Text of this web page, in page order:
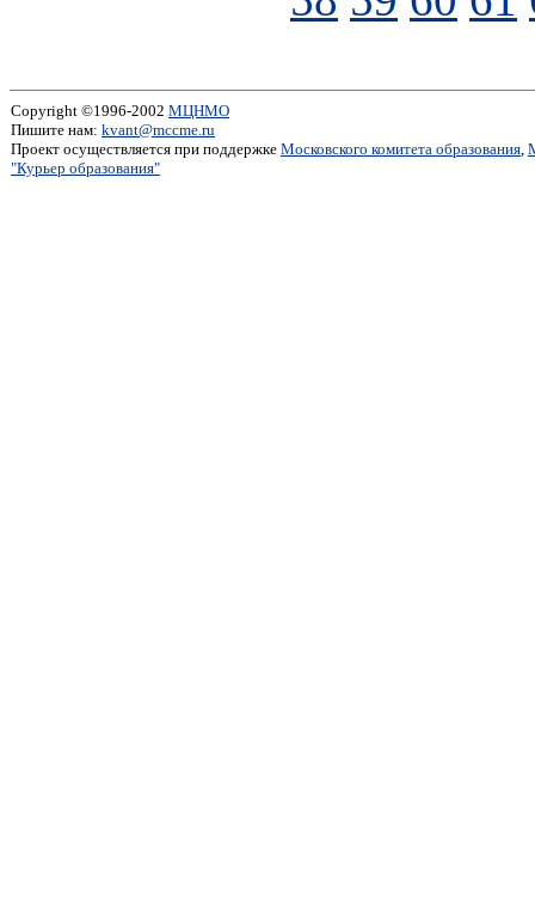
Copyright ©1996-2002 МЦНМО
Пишите нам: kvant@mccme.ru
Проект осуществляется при поддержке Московского комитета образования,
"Курьер образования"